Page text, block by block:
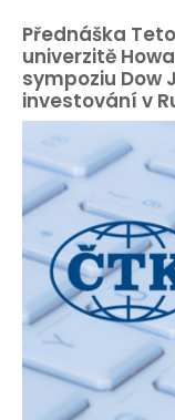
Přednáška
univerzitě
sympoziu Dow
investování v